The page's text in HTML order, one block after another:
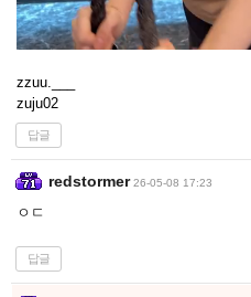
zzuu.___
zuju02
답글
redstormer 26-05-08 17:23
ㅇㄷ
답글